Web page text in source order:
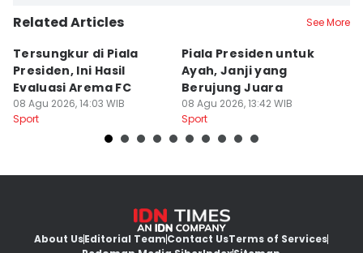
Related Articles See More
Tersungkur di Piala
Presiden, Ini Hasil
Evaluasi Arema FC
08 Agu 2026, 14:03 WIB
Sport
Piala Presiden untuk
Ayah, Janji yang
Berujung Juara
08 Agu 2026, 13:42 WIB
Sport
About UsEditorial TeamContact UsTerms of Services